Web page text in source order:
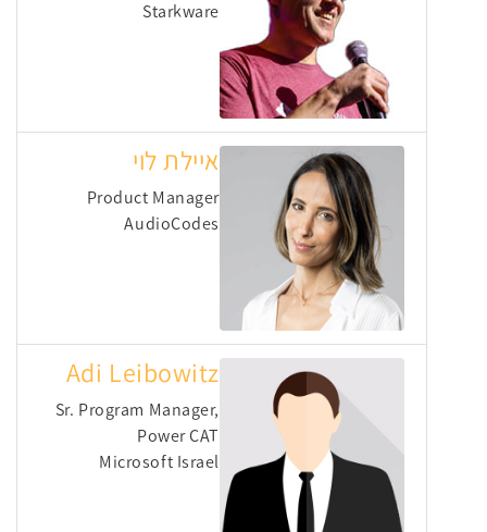
Starkware
איילת לוי
Product Manager
AudioCodes
Adi Leibowitz
Sr. Program Manager,
Power CAT
Microsoft Israel